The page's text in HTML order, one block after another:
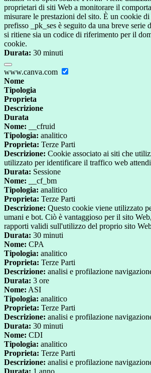
proprietari di siti Web a monitorare il
misurare le prestazioni del sito. È un cookie
prefisso _pk_ses è seguito da una breve serie
si ritiene sia un codice di riferimento per il
cookie.
Durata: 30 minuti
www.canva.com
Nome
Tipologia
Proprieta
Descrizione
Durata
Nome: __cfruid
Tipologia: analitico
Proprieta: Terze Parti
Descrizione: Cookie associato ai siti che
utilizzato per identificare il traffico web
Durata: Sessione
Nome: __cf_bm
Tipologia: analitico
Proprieta: Terze Parti
Descrizione: Questo cookie viene utilizzato
umani e bot. Ciò è vantaggioso per il sito
rapporti validi sull'utilizzo del proprio sito
Durata: 30 minuti
Nome: CPA
Tipologia: analitico
Proprieta: Terze Parti
Descrizione: analisi e profilazione
Durata: 3 ore
Nome: ASI
Tipologia: analitico
Proprieta: Terze Parti
Descrizione: analisi e profilazione
Durata: 30 minuti
Nome: CDI
Tipologia: analitico
Proprieta: Terze Parti
Descrizione: analisi e profilazione
Durata: 1 anno